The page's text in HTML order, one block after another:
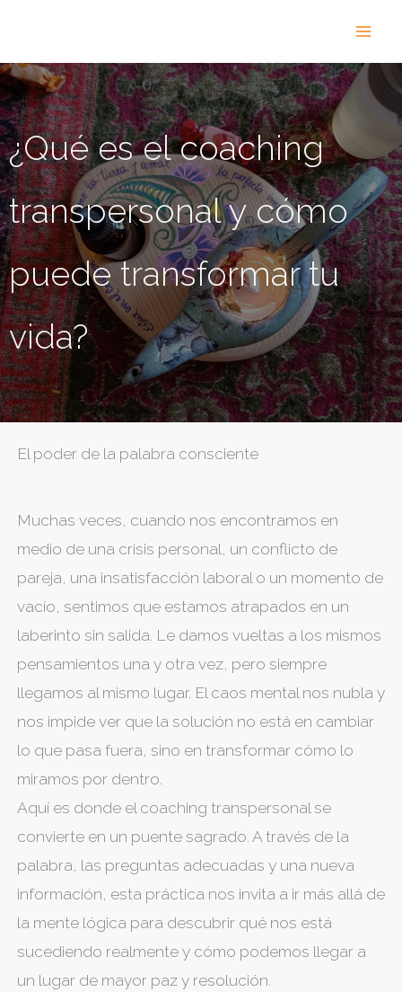
contenido
¿Qué es el coaching
transpersonal y cómo
puede transformar tu
vida?
El poder de la palabra consciente
Muchas veces, cuando nos encontramos en
medio de una crisis personal, un conflicto de
pareja, una insatisfacción laboral o un momento de
vacío, sentimos que estamos atrapados en un
laberinto sin salida. Le damos vueltas a los mismos
pensamientos una y otra vez, pero siempre
llegamos al mismo lugar. El caos mental nos nubla y
nos impide ver que la solución no está en cambiar
lo que pasa fuera, sino en transformar cómo lo
miramos por dentro.
Aquí es donde el coaching transpersonal se
convierte en un puente sagrado. A través de la
palabra, las preguntas adecuadas y una nueva
información, esta práctica nos invita a ir más allá de
la mente lógica para descubrir qué nos está
sucediendo realmente y cómo podemos llegar a
un lugar de mayor paz y resolución.